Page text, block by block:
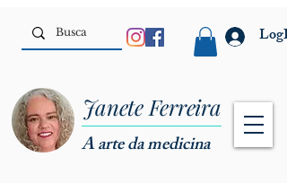
LogIn
A arte da medicina
Janete Ferreira